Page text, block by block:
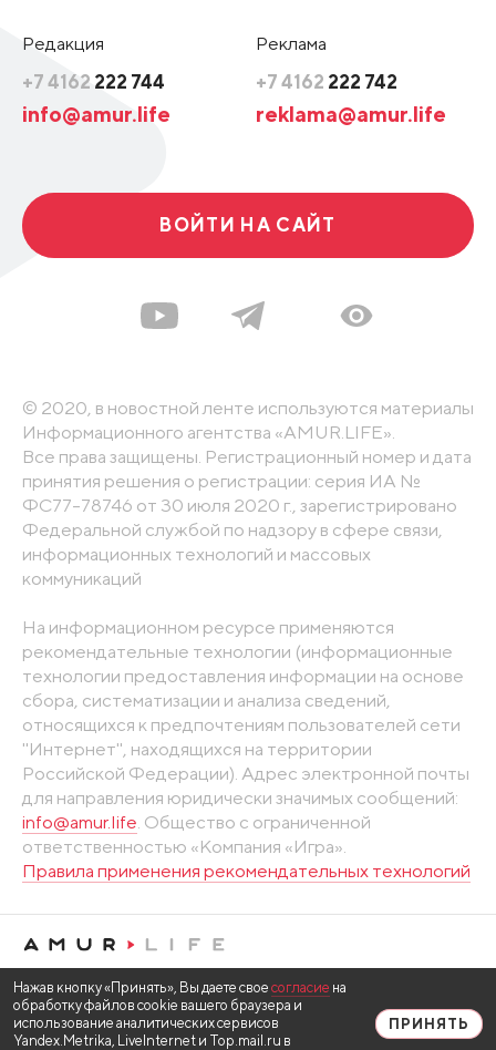
Редакция
+7 4162 222 744
info@amur.life
Реклама
+7 4162 222 742
reklama@amur.life
ВОЙТИ НА САЙТ
© 2020, в новостной ленте используются материалы
Информационного агентства «AMUR.LIFE».
Все права защищены. Регистрационный номер и дата
принятия решения о регистрации: серия ИА №
ФС77-78746 от 30 июля 2020 г., зарегистрировано
Федеральной службой по надзору в сфере связи,
информационных технологий и массовых
коммуникаций
На информационном ресурсе применяются
рекомендательные технологии (информационные
технологии предоставления информации на основе
сбора, систематизации и анализа сведений,
относящихся к предпочтениям пользователей сети
"Интернет", находящихся на территории
Российской Федерации). Адрес электронной почты
для направления юридически значимых сообщений:
info@amur.life. Общество с ограниченной
ответственностью «Компания «Игра».
Правила применения рекомендательных технологий
Нажав кнопку «Принять», Вы даете свое согласие на
обработку файлов cookie вашего браузера и
использование аналитических сервисов
Yandex.Metrika, LiveInternet и Top.mail.ru в
ПРИНЯТЬ